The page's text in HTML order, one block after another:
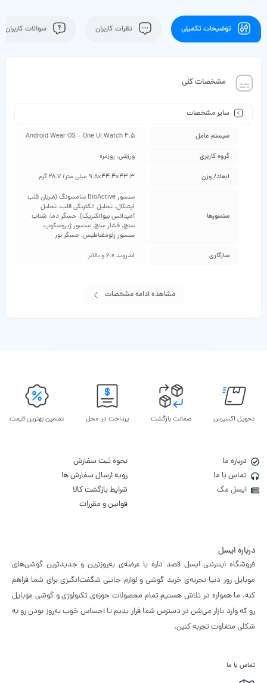
توضیحات تکمیلی نظرات کاربران سوالات کاربران
مشخصات کلی
سایر مشخصات
سیستم عامل Android Wear OS – One UI Watch 4.5
گروه کاربری ورزشی، روزمره
ابعاد/ وزن 43.3×44.4×9.8 میلی‌ متر/ 28.7 گرم
سنسورها
سنسور BioActive سامسونگ (ضربان قلب
اپتیکال، تحلیل الکتریکی قلب، تحلیل
آمپدانس بیوالکتریک)، حسگر دما، شتاب‌
سنج، فشار سنج، سنسور ژیروسکوپ،
سنسور ژئومغناطیس، حسگر نور
سازگاری اندروید 6.0 و بالاتر
مشاهده ادامه مشخصات
تحویل اکسپرس ضمانت بازگشت پرداخت در محل تضمین بهترین قیمت
درباره ما
تماس با ما
ایسل مگ
نحوه ثبت سفارش
رویه ارسال سفارش ها
شرایط بازگشت کالا
قوانین و مقررات
درباره ایسل
فروشگاه اینترنتی ایسل قصد داره با عرضه‌ی به‌روزترین و جدیدترین گوشی‌های
موبایل روز دنیا تجربه‌ی خرید گوشی و لوازم جانبی شگفت‌انگیزی برای شما فراهم
کنه. ما همواره در تلاش هستیم تمام محصولات حوزه‌ی تکنولوژی و گوشی موبایل
رو که وارد بازار می‌شن در دسترس شما قرار بدیم تا احساس خوب به‌روز بودن رو به
شکلی متفاوت تجربه کنین.
تماس با ما